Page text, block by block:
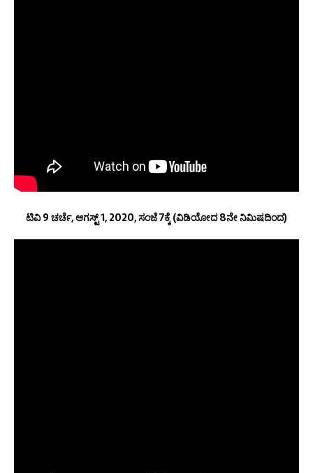
ಟಿವಿ 9 ಚರ್ಚೆ, ಆಗಸ್ಟ್ 1, 2020, ಸಂಜೆ 7ಕ್ಕೆ (ವಿಡಿಯೋದ 8ನೇ ನಿಮಿಷದಿಂದ)